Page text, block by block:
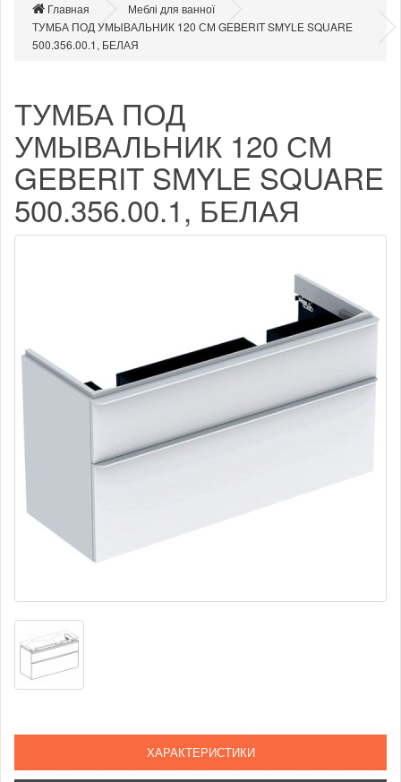
Главная
Меблі для ванної
ТУМБА ПОД УМЫВАЛЬНИК 120 СМ GEBERIT SMYLE SQUARE
500.356.00.1, БЕЛАЯ
ТУМБА ПОД
УМЫВАЛЬНИК 120 СМ
GEBERIT SMYLE SQUARE
500.356.00.1, БЕЛАЯ
ХАРАКТЕРИСТИКИ